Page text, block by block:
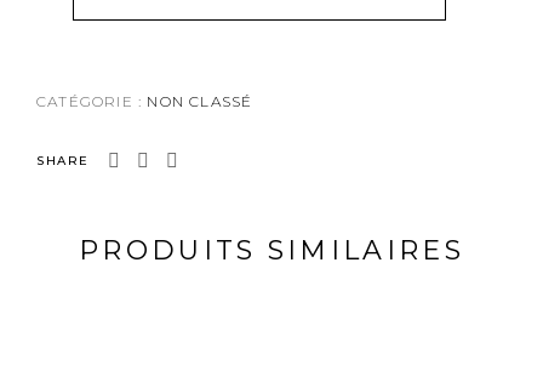
CATÉGORIE : NON CLASSÉ
SHARE
PRODUITS SIMILAIRES